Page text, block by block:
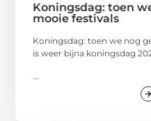
Koningsdag: toen
mooie festivals
Koningsdag: toen we nog
is weer bijna koningsdag